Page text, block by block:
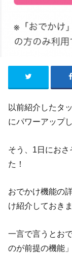
以前紹介したタ
にパワーアップ
そう、1日にお
た！
おでかけ機能の
け紹介しておきま
一言で言うとお
のが前提の機能